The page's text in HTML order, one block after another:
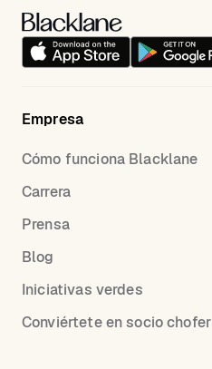
Empresa
Cómo funciona Blacklane
Carrera
Prensa
Blog
Iniciativas verdes
Conviértete en socio chofer